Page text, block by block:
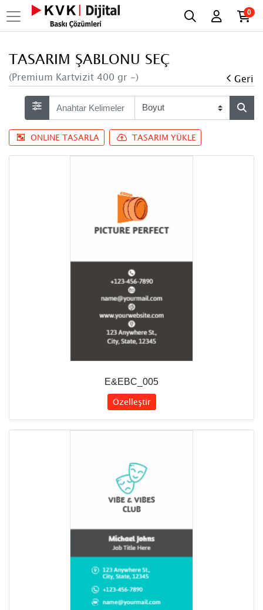
0
TASARIM ŞABLONU SEÇ
(Premium Kartvizit 400 gr -) Geri
ONLINE TASARLA TASARIM YÜKLE
E&EBC_005
Özelleştir